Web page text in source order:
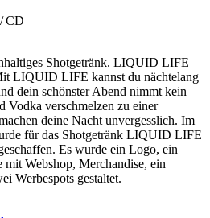
CD
Shotgetränk. LIQUID LIFE
LIQUID LIFE kannst du nächtelang
dein schönster Abend nimmt kein
Vodka verschmelzen zu einer
deine Nacht unvergesslich. Im
für das Shotgetränk LIQUID LIFE
Es wurde ein Logo, ein
mit Webshop, Merchandise, ein
Werbespots gestaltet.